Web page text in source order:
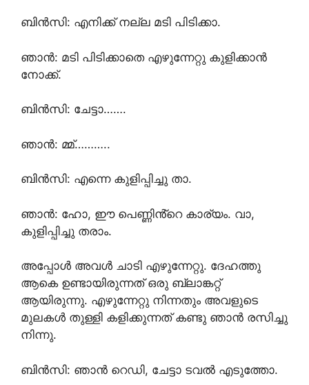
ബിൻസി: എനിക്ക് നല്ല മടി പിടിക്കാ.
ഞാൻ: മടി പിടിക്കാതെ എഴുന്നേറ്റു കുളിക്കാൻ
നോക്ക്.
ബിൻസി: ചേട്ടാ…….
ഞാൻ: മ്മ്………..
ബിൻസി: എന്നെ കുളിപ്പിച്ചു താ.
ഞാൻ: ഹോ, ഈ പെണ്ണിൻ്റെ കാര്യം. വാ,
കുളിപ്പിച്ചു തരാം.
അപ്പോൾ അവൾ ചാടി എഴുന്നേറ്റു. ദേഹത്തു
ആകെ ഉണ്ടായിരുന്നത് ഒരു ബ്ലാങ്കറ്റ്
ആയിരുന്നു. എഴുന്നേറ്റു നിന്നതും അവളുടെ
മുലകൾ തുള്ളി കളിക്കുന്നത് കണ്ടു ഞാൻ രസിച്ചു
നിന്നു.
ബിൻസി: ഞാൻ റെഡി, ചേട്ടാ ടവൽ എടുത്തോ.